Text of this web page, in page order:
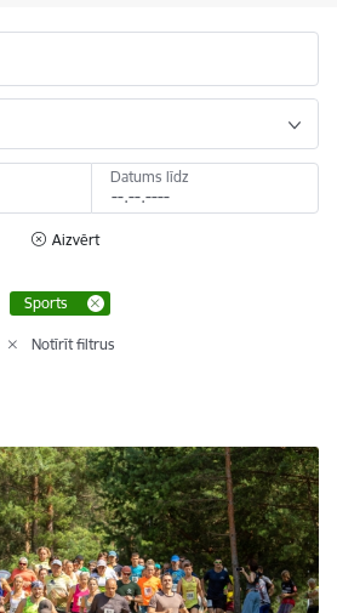
Datums līdz
Aizvērt
Sports
Notīrīt filtrus